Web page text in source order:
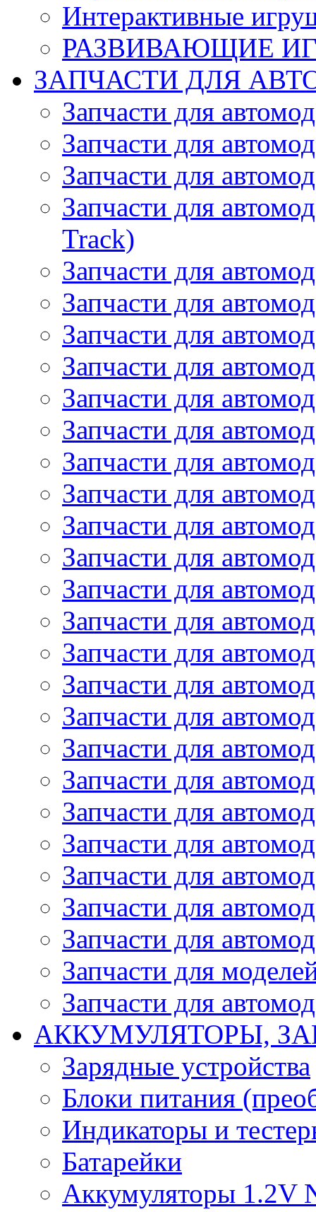
Интерактивные
РАЗВИВАЮЩИЕ
ЗАПЧАСТИ ДЛЯ
Запчасти для
Запчасти для
Запчасти для
Запчасти для
Track)
Запчасти для
Запчасти для
Запчасти для
Запчасти для
Запчасти для
Запчасти для
Запчасти для
Запчасти для
Запчасти для
Запчасти для
Запчасти для
Запчасти для
Запчасти для
Запчасти для
Запчасти для
Запчасти для
Запчасти для
Запчасти для
Запчасти для
Запчасти для
Запчасти для
Запчасти для
Запчасти для
Запчасти для
АККУМУЛЯТОРЫ,
Зарядные устройства
Блоки питания
Индикаторы и
Батарейки
Аккумуляторы 1.2V